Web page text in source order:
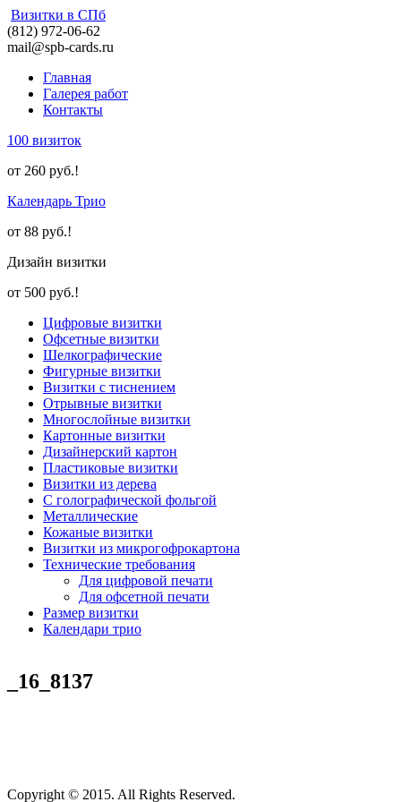
Визитки в СПб
(812) 972-06-62
mail@spb-cards.ru
Главная
Галерея работ
Контакты
100 визиток
от 260 руб.!
Календарь Трио
от 88 руб.!
Дизайн визитки
от 500 руб.!
Цифровые визитки
Офсетные визитки
Шелкографические
Фигурные визитки
Визитки с тиснением
Отрывные визитки
Многослойные визитки
Картонные визитки
Дизайнерский картон
Пластиковые визитки
Визитки из дерева
C голографической фольгой
Металлические
Кожаные визитки
Визитки из микрогофрокартона
Технические требования
Для цифровой печати
Для офсетной печати
Размер визитки
Календари трио
_16_8137
Copyright © 2015. All Rights Reserved.